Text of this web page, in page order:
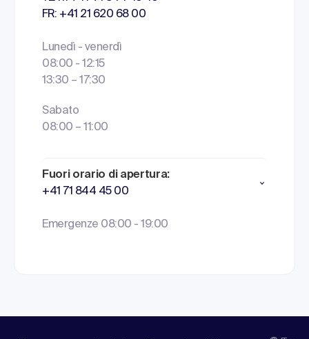
FR: +41 21 620 68 00
Lunedì - venerdì
08:00 - 12:15
13:30 – 17:30
Sabato
08:00 – 11:00
Fuori orario di apertura:
+41 71 844 45 00
Emergenze 08:00 - 19:00